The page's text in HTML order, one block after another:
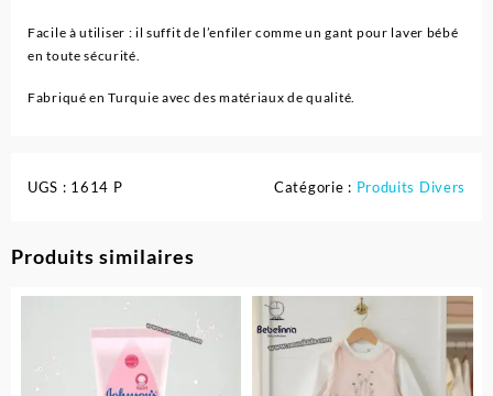
Facile à utiliser : il suffit de l’enfiler comme un gant pour laver bébé
en toute sécurité.
Fabriqué en Turquie avec des matériaux de qualité.
UGS : 1614 P Catégorie : Produits Divers
Produits similaires